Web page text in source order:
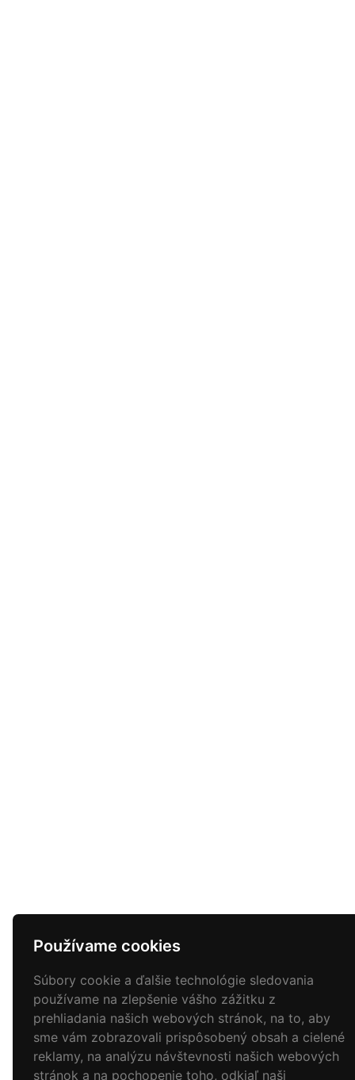
Používame cookies
Súbory cookie a ďalšie technológie sledovania
používame na zlepšenie vášho zážitku z
prehliadania našich webových stránok, na to, aby
sme vám zobrazovali prispôsobený obsah a cielené
reklamy, na analýzu návštevnosti našich webových
stránok a na pochopenie toho, odkiaľ naši